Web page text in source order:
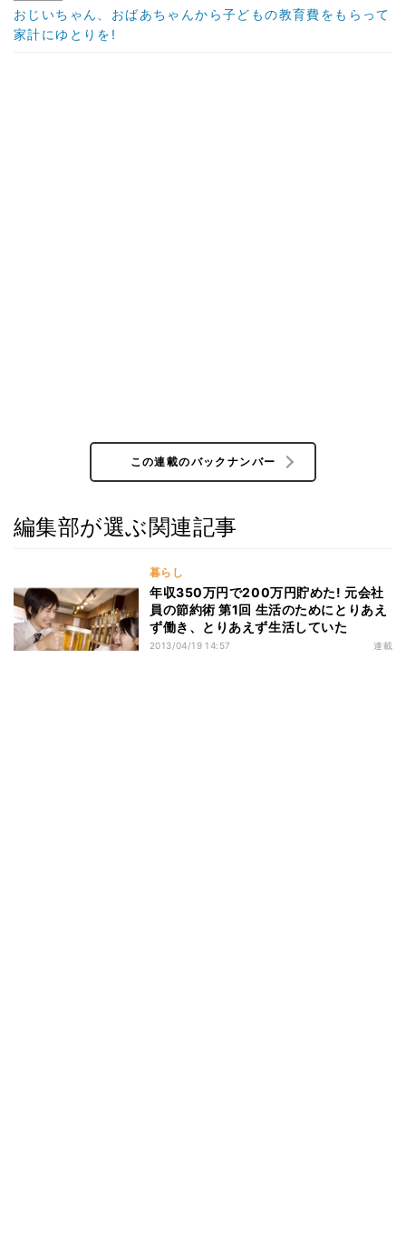
おじいちゃん、おばあちゃんから子どもの教育費をもらって
家計にゆとりを!
この連載のバックナンバー
編集部が選ぶ関連記事
暮らし
年収350万円で200万円貯めた! 元会社
員の節約術 第1回 生活のためにとりあえ
ず働き、とりあえず生活していた
2013/04/19 14:57 連載